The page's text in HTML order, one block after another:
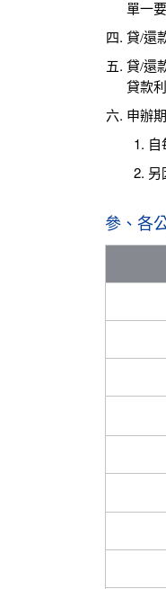
單一
貸/還
貸/還
貸款
申辦
自
另
參、各